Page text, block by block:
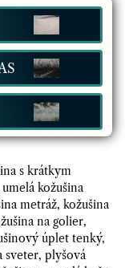
s krátkym
kožušina
metráž, kožušina
na golier,
úplet tenký,
sveter, plyšová